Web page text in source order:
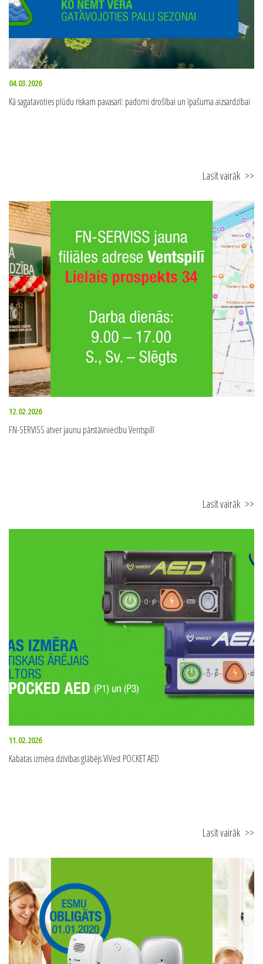
04.03.2026
Kā sagatavoties plūdu riskam pavasarī: padomi drošībai un īpašuma aizsardzībai
Lasīt vairāk >>
12.02.2026
FN-SERVISS atver jaunu pārstāvniecību Ventspilī
Lasīt vairāk >>
11.02.2026
Kabatas izmēra dzīvības glābējs ViVest POCKET AED
Lasīt vairāk >>